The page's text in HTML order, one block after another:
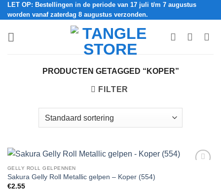
Ga
naar
LET OP: Bestellingen in de periode van 17 juli t/m 7 augustus
worden vanaf zaterdag 8 augustus verzonden.
PRODUCTEN GETAGGED “KOPER”
FILTER
GELLY ROLL GELPENNEN
Sakura Gelly Roll Metallic gelpen – Koper (554)
€2.55